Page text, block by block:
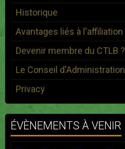
Historique
Avantages liés à l'affiliation
Devenir membre du CTLB ?
Le Conseil d'Administration
Privacy
ÉVÈNEMENTS À VENIR